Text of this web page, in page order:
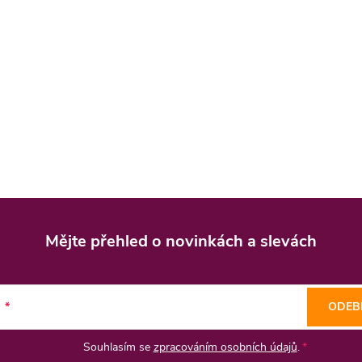
Mějte přehled o novinkách a slevách
Souhlasím se zpracováním osobních údajů.